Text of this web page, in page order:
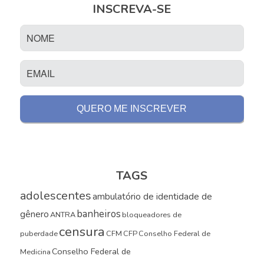
INSCREVA-SE
TAGS
adolescentesambulatório de identidade de
gêneroANTRAbanheiros bloqueadores de
puberdadecensura CFM CFPConselho Federal de
MedicinaConselho Federal de